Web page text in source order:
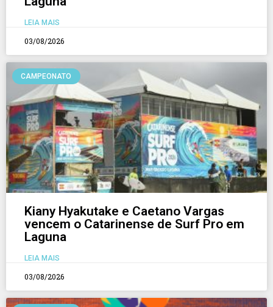
LEIA MAIS
03/08/2026
CAMPEONATO
Kiany Hyakutake e Caetano Vargas
vencem o Catarinense de Surf Pro em
Laguna
LEIA MAIS
03/08/2026